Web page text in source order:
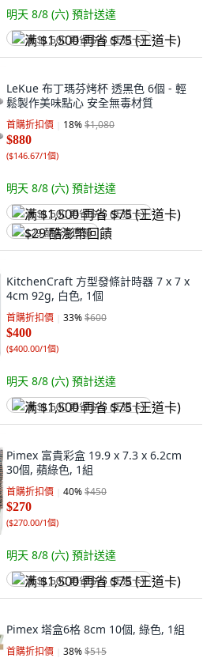
明天 8/8 (六) 預計送達
满 $1,500 再省 $75 (王道卡)
LeKue 布丁瑪芬烤杯 透黑色 6個 - 輕
鬆製作美味點心 安全無毒材質
首購折扣價 18%$1,080
$880
($146.67/1個)
明天 8/8 (六) 預計送達
满 $1,500 再省 $75 (王道卡)
$29 酷澎幣回饋
KitchenCraft 方型發條計時器 7 x 7 x
4cm 92g, 白色, 1個
首購折扣價 33%$600
$400
($400.00/1個)
明天 8/8 (六) 預計送達
满 $1,500 再省 $75 (王道卡)
Pimex 富貴彩盒 19.9 x 7.3 x 6.2cm
30個, 蘋綠色, 1組
首購折扣價 40%$450
$270
($270.00/1個)
明天 8/8 (六) 預計送達
满 $1,500 再省 $75 (王道卡)
Pimex 塔盒6格 8cm 10個, 綠色, 1組
首購折扣價 38%$515